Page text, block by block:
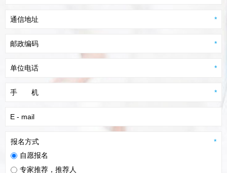
通信地址 *
邮政编码 *
单位电话 *
手 机 *
E - mail
报名方式
自愿报名
专家推荐，推荐人
*